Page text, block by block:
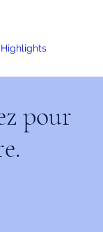
Highlights
pour